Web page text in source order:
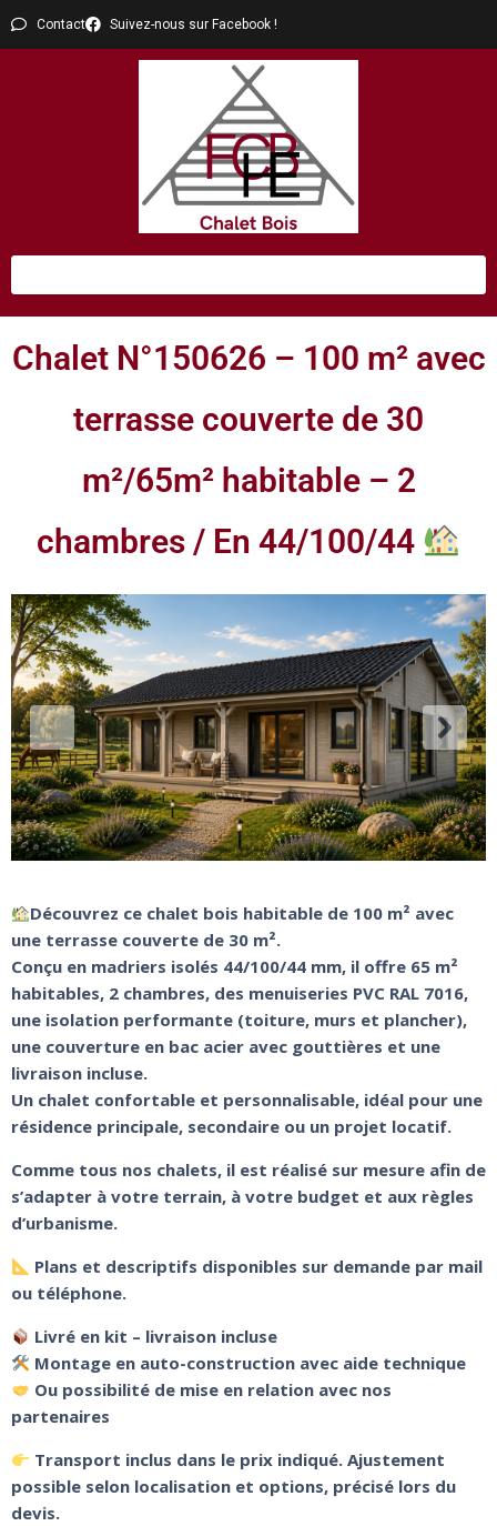
Contact Suivez-nous sur Facebook !
Chalet N°150626 – 100 m² avec
terrasse couverte de 30
m²/65m² habitable – 2
chambres / En 44/100/44
Découvrez ce chalet bois habitable de 100 m² avec
une terrasse couverte de 30 m².
Conçu en madriers isolés 44/100/44 mm, il offre 65 m²
habitables, 2 chambres, des menuiseries PVC RAL 7016,
une isolation performante (toiture, murs et plancher),
une couverture en bac acier avec gouttières et une
livraison incluse.
Un chalet confortable et personnalisable, idéal pour une
résidence principale, secondaire ou un projet locatif.
Comme tous nos chalets, il est réalisé sur mesure afin de
s’adapter à votre terrain, à votre budget et aux règles
d’urbanisme.
Plans et descriptifs disponibles sur demande par mail
ou téléphone.
Livré en kit – livraison incluse
Montage en auto-construction avec aide technique
Ou possibilité de mise en relation avec nos
partenaires
Transport inclus dans le prix indiqué. Ajustement
possible selon localisation et options, précisé lors du
devis.